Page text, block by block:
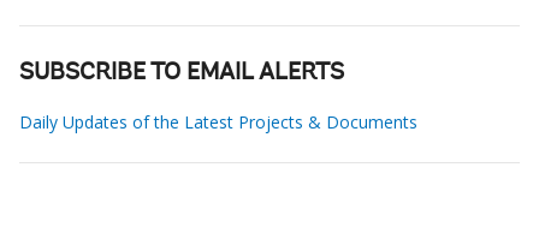
SUBSCRIBE TO EMAIL ALERTS
Daily Updates of the Latest Projects & Documents